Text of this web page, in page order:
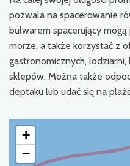
pozwala na spacerowanie
bulwarem spacerujący
morze, a także korzystać z
gastronomicznych,
sklepów. Można także
deptaku lub udać się na
+
−